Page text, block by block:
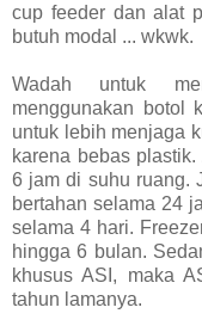
cup feeder dan alat
butuh modal ... wkwk.
Wadah untuk
menggunakan botol
untuk lebih menjaga
karena bebas
6 jam di suhu ruang.
bertahan selama 24
selama 4 hari.
hingga 6 bulan.
khusus ASI, maka
tahun lamanya.